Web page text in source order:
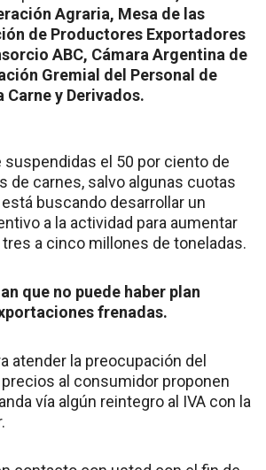
Agraria, Mesa de las
de Productores Exportadores
ABC, Cámara Argentina de
Gremial del Personal de
Carne y Derivados.
suspendidas el 50 por ciento de
de carnes, salvo algunas cuotas
buscando desarrollar un
a la actividad para aumentar
tres a cinco millones de toneladas.
que no puede haber plan
frenadas.
atender la preocupación del
al consumidor proponen
vía algún reintegro al IVA con la